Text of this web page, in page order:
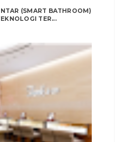
(SMART BATHROOM)
TER...